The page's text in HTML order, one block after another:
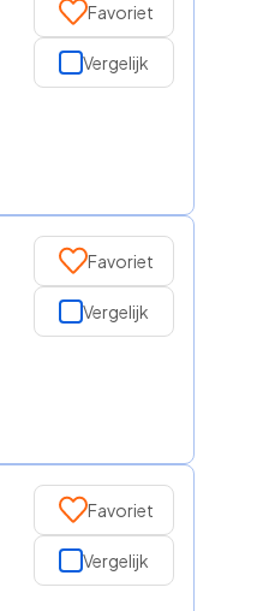
Favoriet
Vergelijk
Favoriet
Vergelijk
Favoriet
Vergelijk